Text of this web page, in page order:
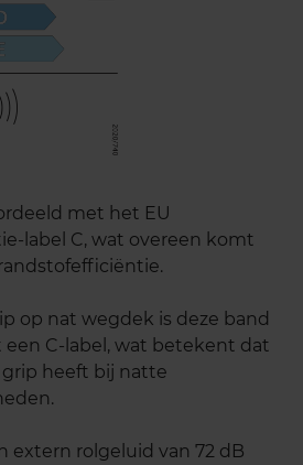
met het EU
label C, wat overeen komt
op nat wegdek is deze band
C-label, wat betekent dat
heeft bij natte
extern rolgeluid van 72 dB